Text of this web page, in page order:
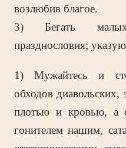
возлюбив благое.
3) Бегать
празднословия;
1) Мужайтесь и
обходов диавольских,
плотью и кровью, а
гонителем нашим,